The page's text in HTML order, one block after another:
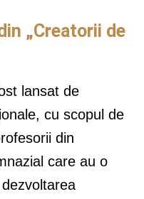
„Creatorii de
lansat de
cu scopul de
din
care au o